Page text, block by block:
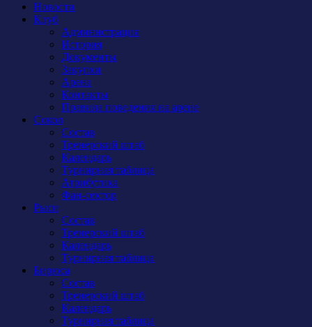
Новости
Клуб
Администрация
История
Документы
Закупки
Арена
Контакты
Правила поведения на арене
Сокол
Состав
Тренерский штаб
Календарь
Турнирная таблица
Атрибутика
Фан-сектор
Рыси
Состав
Тренерский штаб
Календарь
Турнирная таблица
Бирюса
Состав
Тренерский штаб
Календарь
Турнирная таблица